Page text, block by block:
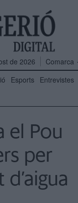
de 2026
Comarca
Esports Entrevistes
el Pou
per